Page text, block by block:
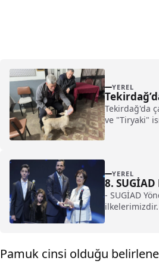
YEREL
Tekirdağ'da
ve "Tiryaki"
YEREL
8.
- SUGİAD
Pamuk cinsi olduğu